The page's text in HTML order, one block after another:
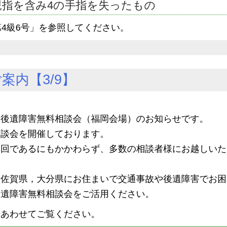
を含み4の手指を失ったもの
6号」を参照してください。
内【3/9】
障害無料相談会（福岡会場）のお知らせです。
会を開催しております。
であるにもかかわらず、多数の相談者様にお越しいた
賀県，大分県にお住まいで交通事故や後遺障害でお困
障害無料相談会をご活用ください。
わせてご覧ください。